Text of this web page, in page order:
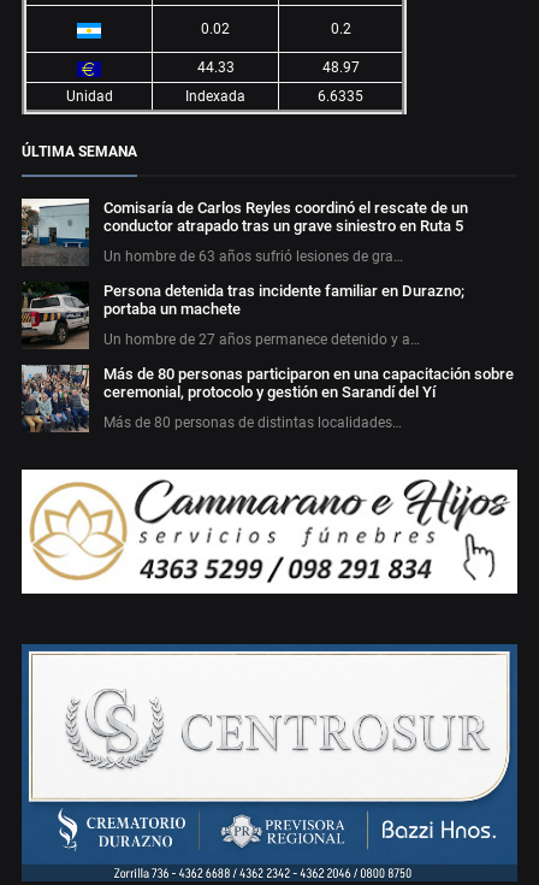
0.02 0.2
44.33
48.97
Unidad
Indexada 6.6335
ÚLTIMA SEMANA
Comisaría de Carlos Reyles coordinó el rescate de un
conductor atrapado tras un grave siniestro en Ruta 5
Un hombre de 63 años sufrió lesiones de gra…
Persona detenida tras incidente familiar en Durazno;
portaba un machete
Un hombre de 27 años permanece detenido y a…
Más de 80 personas participaron en una capacitación sobre
ceremonial, protocolo y gestión en Sarandí del Yí
Más de 80 personas de distintas localidades…